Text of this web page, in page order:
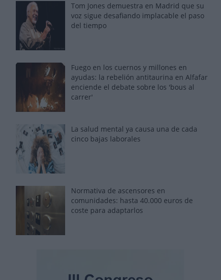
Tom Jones demuestra en Madrid que su
voz sigue desafiando implacable el paso
del tiempo
Fuego en los cuernos y millones en
ayudas: la rebelión antitaurina en Alfafar
enciende el debate sobre los 'bous al
carrer'
La salud mental ya causa una de cada
cinco bajas laborales
Normativa de ascensores en
comunidades: hasta 40.000 euros de
coste para adaptarlos